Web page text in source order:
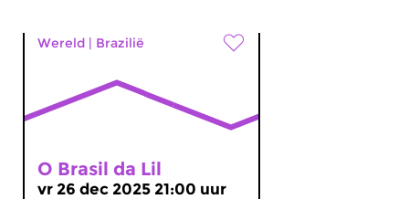
Wereld | Brazilië
O Brasil da Lil
vr 26 dec 2025 21:00 uur